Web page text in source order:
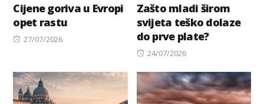
Cijene goriva u Evropi
opet rastu
Posted
27/07/2026
Zašto mladi širom
svijeta teško dolaze
do prve plate?
Posted
24/07/2026